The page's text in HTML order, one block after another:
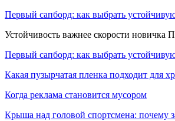
Первый сапборд: как выбрать
Устойчивость важнее скорости
Первый сапборд: как выбрать
Какая пузырчатая пленка подходит для
Когда реклама становится мусором
Крыша над головой спортсмена: почему